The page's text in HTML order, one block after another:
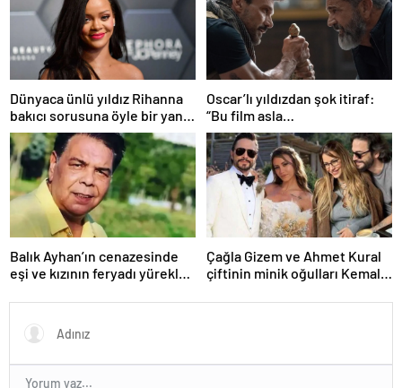
Dünyaca ünlü yıldız Rihanna
bakıcı sorusuna öyle bir yanıt
verdi ki! “35 yıl boyunca…”
Oscar’lı yıldızdan şok itiraf:
“Bu film asla
yayınlanmamalıydı!”
Balık Ayhan’ın cenazesinde
eşi ve kızının feryadı yürekleri
yanıyor!”
Çağla Gizem ve Ahmet Kural
çiftinin minik oğulları Kemal, 1
gününden kareler!